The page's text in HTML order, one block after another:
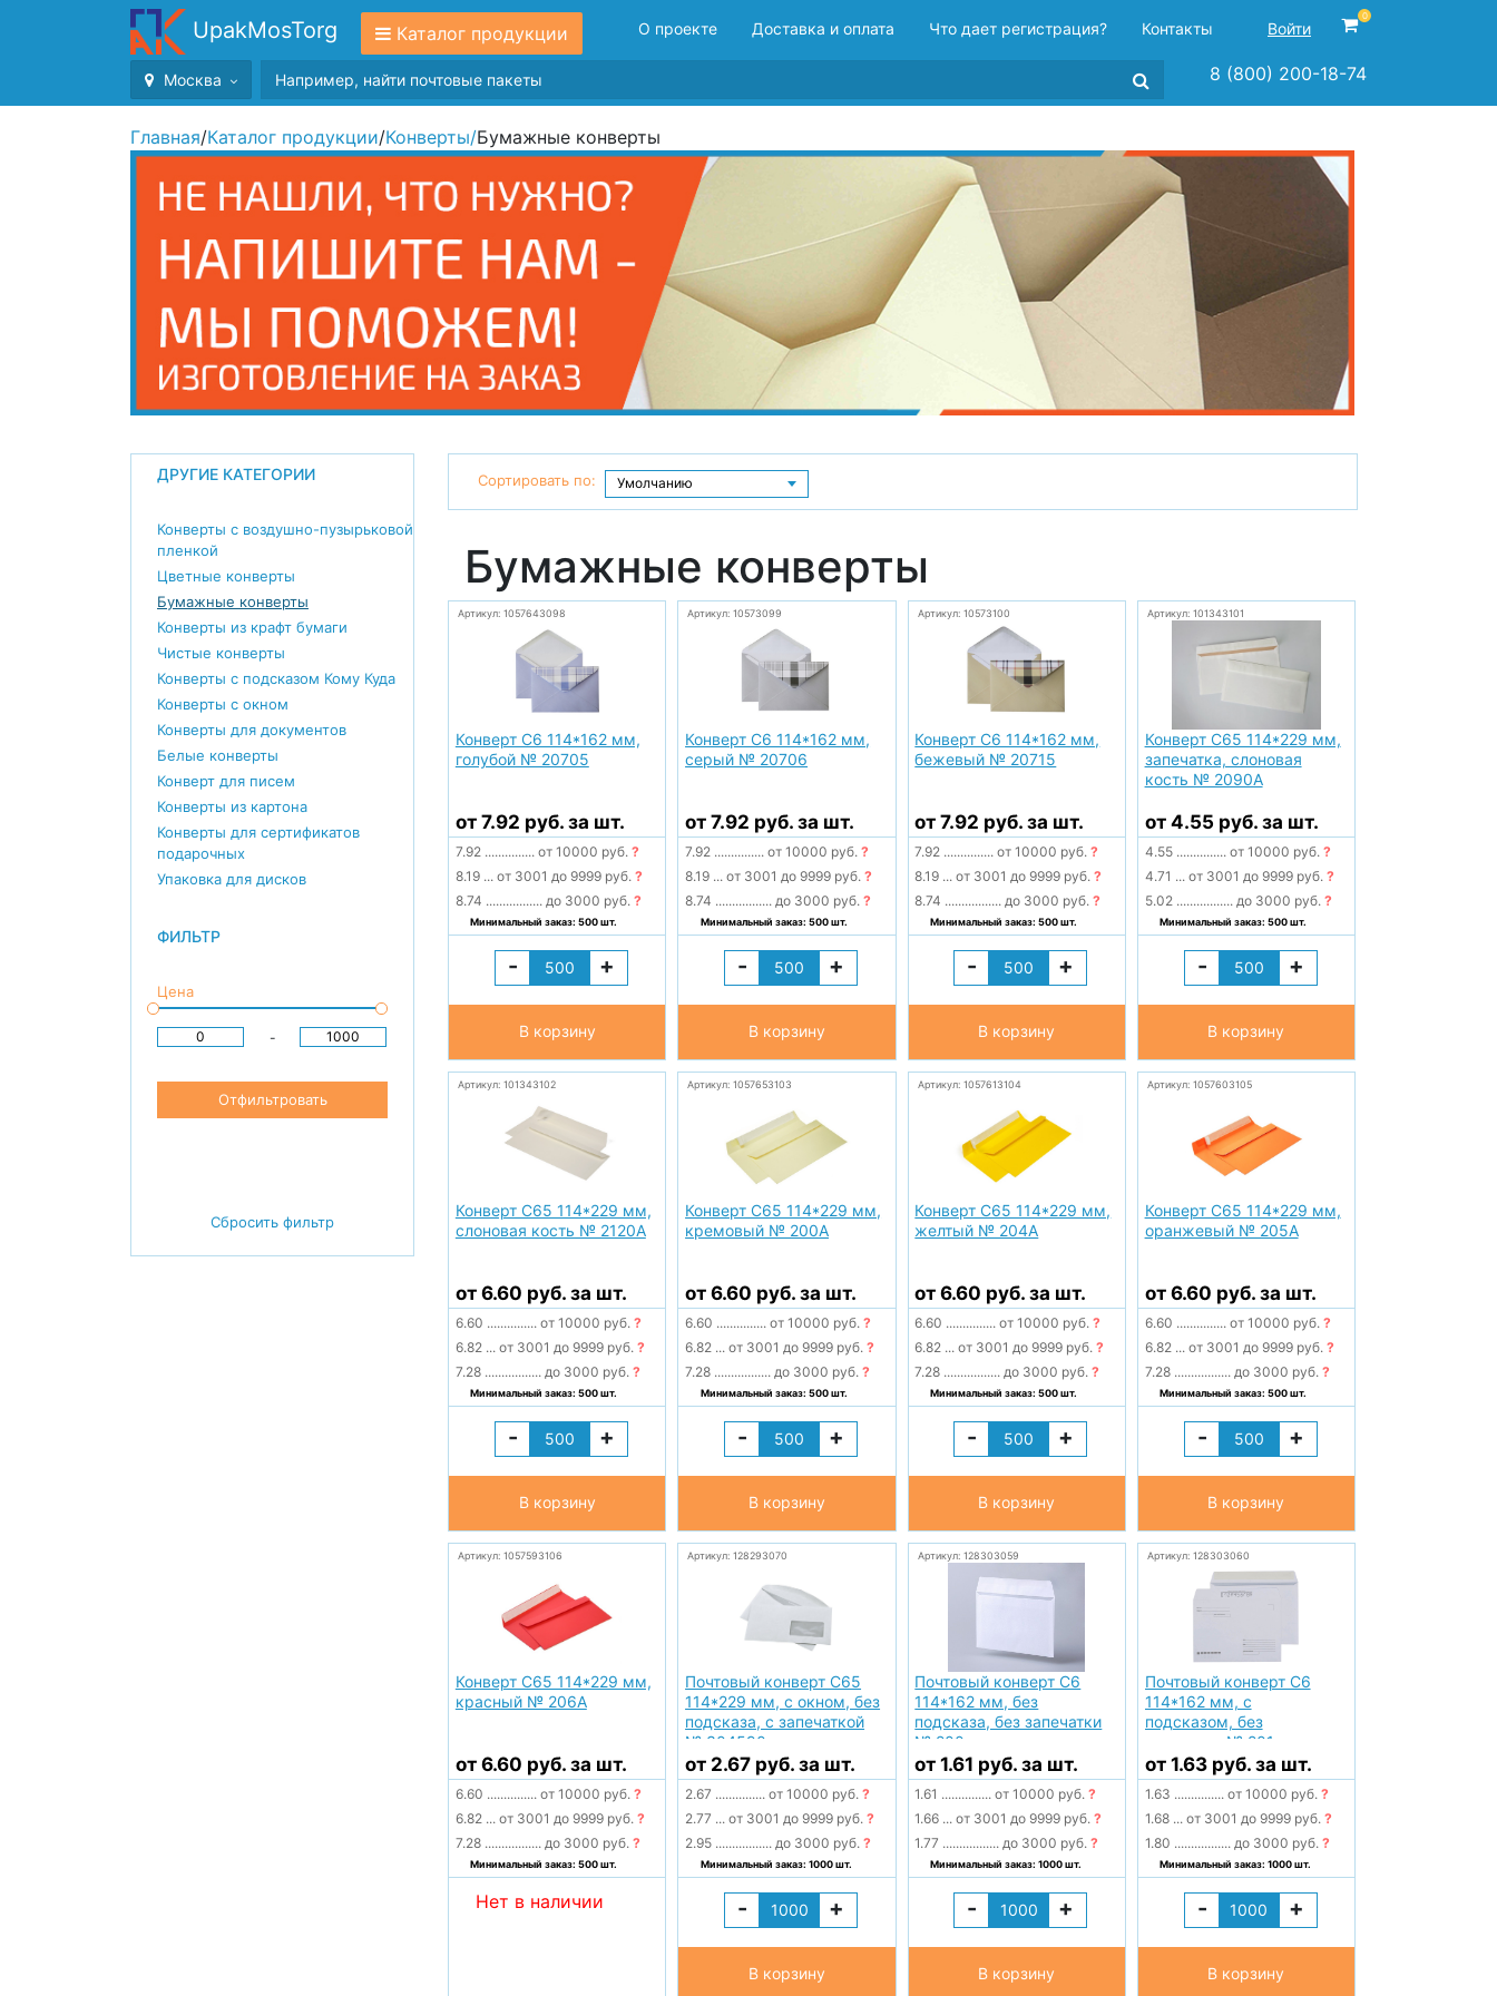
UpakMosTorg Каталог продукции О проекте Доставка и оплата Что дает регистрация? Контакты Войти
0
Москва 8 (800) 200-18-74
Главная/Каталог продукции/Конверты/Бумажные конверты
ДРУГИЕ КАТЕГОРИИ
Конверты с воздушно-пузырьковой
пленкой
Цветные конверты
Бумажные конверты
Конверты из крафт бумаги
Чистые конверты
Конверты с подсказом Кому Куда
Конверты с окном
Конверты для документов
Белые конверты
Конверт для писем
Конверты из картона
Конверты для сертификатов
подарочных
Упаковка для дисков
ФИЛЬТР
Цена
-
Отфильтровать
Сбросить фильтр
Сортировать по:
Бумажные конверты
Артикул: 1057643098
Конверт С6 114*162 мм,
голубой № 20705
от 7.92 руб. за шт.
7.92 ............... от 10000 руб. ?
8.19 ... от 3001 до 9999 руб. ?
8.74 ................. до 3000 руб. ?
Минимальный заказ: 500 шт.
- +
В корзину
Артикул: 10573099
Конверт С6 114*162 мм,
серый № 20706
от 7.92 руб. за шт.
7.92 ............... от 10000 руб.?
8.19 ... от 3001 до 9999 руб.?
8.74 ................. до 3000 руб.?
Минимальный заказ: 500 шт.
- +
В корзину
Артикул: 10573100
Конверт С6 114*162 мм,
бежевый № 20715
от 7.92 руб. за шт.
7.92 ............... от 10000 руб.?
8.19 ... от 3001 до 9999 руб.?
8.74 ................. до 3000 руб.?
Минимальный заказ: 500 шт.
- +
В корзину
Артикул: 101343101
Конверт С65 114*229 мм,
запечатка, слоновая
кость № 2090А
от 4.55 руб. за шт.
4.55 ............... от 10000 руб. ?
4.71 ... от 3001 до 9999 руб. ?
5.02 ................. до 3000 руб. ?
Минимальный заказ: 500 шт.
- +
В корзину
Артикул: 101343102
Конверт С65 114*229 мм,
слоновая кость № 2120А
от 6.60 руб. за шт.
6.60 ............... от 10000 руб. ?
6.82 ... от 3001 до 9999 руб. ?
7.28 ................. до 3000 руб. ?
Минимальный заказ: 500 шт.
- +
В корзину
Артикул: 1057653103
Конверт С65 114*229 мм,
кремовый № 200А
от 6.60 руб. за шт.
6.60 ............... от 10000 руб.?
6.82 ... от 3001 до 9999 руб.?
7.28 ................. до 3000 руб.?
Минимальный заказ: 500 шт.
- +
В корзину
Артикул: 1057613104
Конверт С65 114*229 мм,
желтый № 204А
от 6.60 руб. за шт.
6.60 ............... от 10000 руб.?
6.82 ... от 3001 до 9999 руб.?
7.28 ................. до 3000 руб.?
Минимальный заказ: 500 шт.
- +
В корзину
Артикул: 1057603105
Конверт С65 114*229 мм,
оранжевый № 205А
от 6.60 руб. за шт.
6.60 ............... от 10000 руб. ?
6.82 ... от 3001 до 9999 руб. ?
7.28 ................. до 3000 руб. ?
Минимальный заказ: 500 шт.
- +
В корзину
Артикул: 1057593106
Конверт С65 114*229 мм,
красный № 206А
от 6.60 руб. за шт.
6.60 ............... от 10000 руб. ?
6.82 ... от 3001 до 9999 руб. ?
7.28 ................. до 3000 руб. ?
Минимальный заказ: 500 шт.
Нет в наличии
Артикул: 128293070
Почтовый конверт С65
114*229 мм, с окном, без
подсказа, с запечаткой
№ 304590
от 2.67 руб. за шт.
2.67 ............... от 10000 руб.?
2.77 ... от 3001 до 9999 руб.?
2.95 ................. до 3000 руб.?
Минимальный заказ: 1000 шт.
- +
В корзину
Артикул: 128303059
Почтовый конверт С6
114*162 мм, без
подсказа, без запечатки
№ 200
от 1.61 руб. за шт.
1.61 ............... от 10000 руб.?
1.66 ... от 3001 до 9999 руб.?
1.77 ................. до 3000 руб.?
Минимальный заказ: 1000 шт.
- +
В корзину
Артикул: 128303060
Почтовый конверт С6
114*162 мм, с
подсказом, без
запечатки № 201
от 1.63 руб. за шт.
1.63 ............... от 10000 руб. ?
1.68 ... от 3001 до 9999 руб. ?
1.80 ................. до 3000 руб. ?
Минимальный заказ: 1000 шт.
- +
В корзину